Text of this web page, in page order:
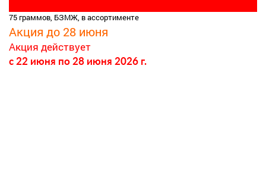
75 граммов, БЗМЖ, в ассортименте
Акция до 28 июня
Акция действует
c 22 июня по 28 июня 2026 г.